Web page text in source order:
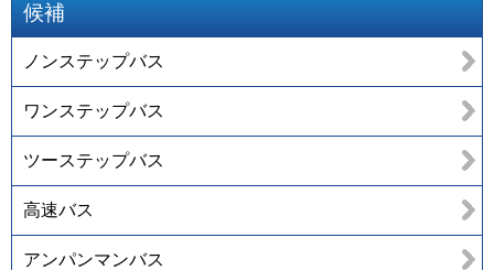
候補
ノンステップバス
ワンステップバス
ツーステップバス
高速バス
アンパンマンバス